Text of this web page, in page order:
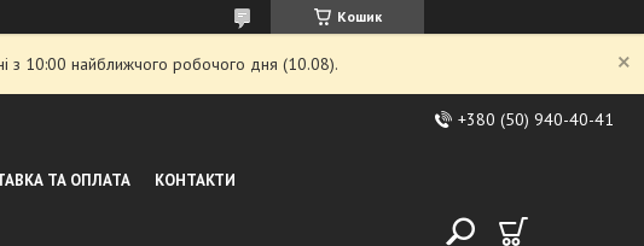
Кошик
з 10:00 найближчого робочого дня (10.08).
+380 (50) 940-40-41
ТА ОПЛАТА КОНТАКТИ